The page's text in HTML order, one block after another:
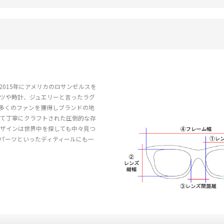
年にアメリカのロサンゼルスを
や時計、ジュエリーと言ったラグ
くのファンを獲得しブランドの地
丁寧にクラフトされた圧倒的な存
インは世界中を探しても中々見つ
ーツといったディティールにも一